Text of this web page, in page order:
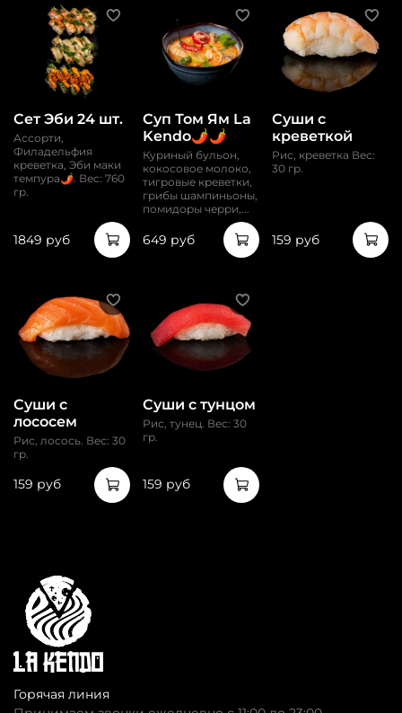
Сет Эби 24 шт.
Ассорти,
Филадельфия
креветка, Эби маки
темпура🌶️. Вес: 760
гр.
1849 руб
Суп Том Ям La
Kendo🌶️🌶️
Куриный бульон,
кокосовое молоко,
тигровые креветки,
грибы шампиньоны,
помидоры черри,...
649 руб
Суши с
креветкой
Рис, креветка Вес:
30 гр.
159 руб
Суши с
лососем
Рис, лосось. Вес: 30
гр.
159 руб
Суши с тунцом
Рис, тунец. Вес: 30
гр.
159 руб
Горячая линия